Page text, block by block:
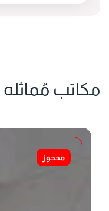
مكاتب مُماثله
محجوز